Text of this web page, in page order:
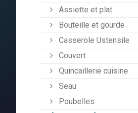
Assiette et plat
Bouteille et gourde
Casserole Ustensile
Couvert
Quincaillerie cuisine
Seau
Poubelles